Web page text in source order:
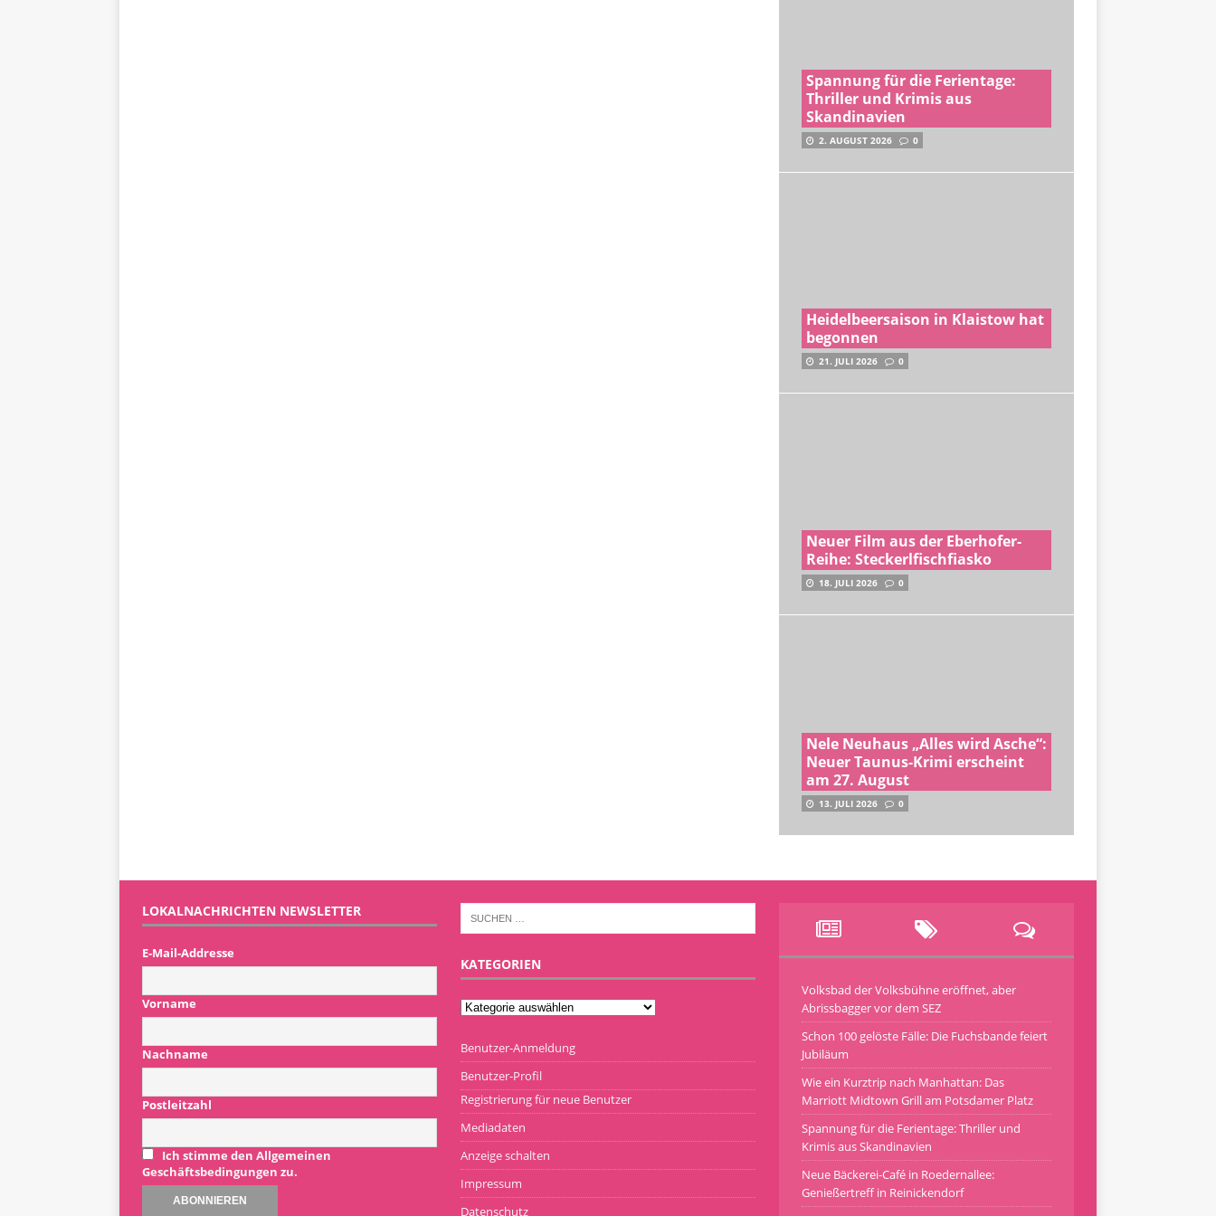
Spannung für die Ferientage:
Thriller und Krimis aus
Skandinavien
2. AUGUST 2026 0
Heidelbeersaison in Klaistow hat
begonnen
21. JULI 2026 0
Neuer Film aus der Eberhofer-
Reihe: Steckerlfischfiasko
18. JULI 2026 0
Nele Neuhaus „Alles wird Asche“:
Neuer Taunus-Krimi erscheint
am 27. August
13. JULI 2026 0
LOKALNACHRICHTEN NEWSLETTER
E-Mail-Addresse
Vorname
Nachname
Postleitzahl
Ich stimme den Allgemeinen
Geschäftsbedingungen zu.
KATEGORIEN
Benutzer-Anmeldung
Benutzer-Profil
Registrierung für neue Benutzer
Mediadaten
Anzeige schalten
Impressum
Datenschutz
Volksbad der Volksbühne eröffnet, aber
Abrissbagger vor dem SEZ
Schon 100 gelöste Fälle: Die Fuchsbande feiert
Jubiläum
Wie ein Kurztrip nach Manhattan: Das
Marriott Midtown Grill am Potsdamer Platz
Spannung für die Ferientage: Thriller und
Krimis aus Skandinavien
Neue Bäckerei-Café in Roedernallee:
Genießertreff in Reinickendorf